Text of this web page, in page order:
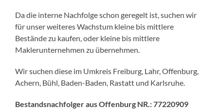
Da die interne Nachfolge schon geregelt ist, suchen wir
für unser weiteres Wachstum kleine bis mittlere
Bestände zu kaufen, oder kleine bis mittlere
Maklerunternehmen zu übernehmen.
Wir suchen diese im Umkreis Freiburg, Lahr, Offenburg,
Achern, Bühl, Baden-Baden, Rastatt und Karlsruhe.
Bestandsnachfolger aus Offenburg NR.: 77220909